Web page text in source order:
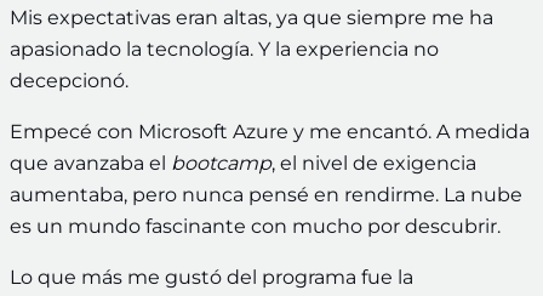
Mis expectativas eran altas, ya que siempre me ha
apasionado la tecnología. Y la experiencia no
decepcionó.
Empecé con Microsoft Azure y me encantó. A medida
que avanzaba el bootcamp, el nivel de exigencia
aumentaba, pero nunca pensé en rendirme. La nube
es un mundo fascinante con mucho por descubrir.
Lo que más me gustó del programa fue la